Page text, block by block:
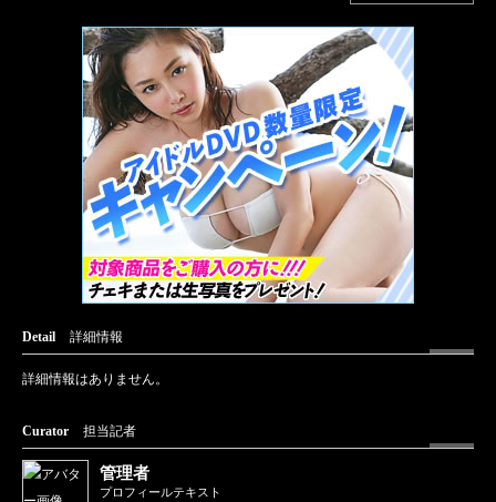
Detail 詳細情報
詳細情報はありません。
Curator 担当記者
管理者
プロフィールテキスト